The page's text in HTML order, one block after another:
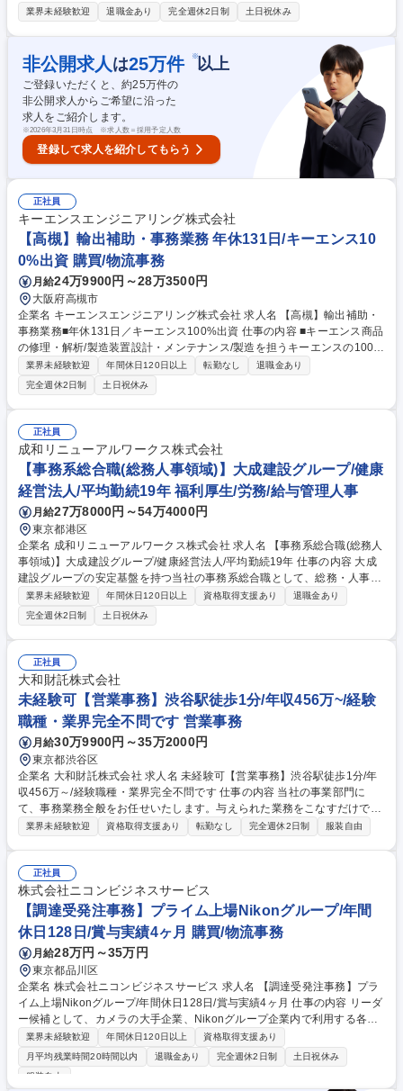
事していただきます。 ■窓口/後方/ロビーにて事務手続等の受付・オペレ
融商品のご提案 ■効率的な事務運用の検討・構築等 ≪業務紹介：ご応募前
に必ずご覧ください≫ ※記事 https://www.mysite.bk.mufg.jp/career/circle/
article17/ ※動画 https://youtu.be/H-S7HaJqqbg 募集職種 【東京都】本支
店の窓口業務(事務手続受付/資産運用提案)/後方事務/ロビー応対
業界未経験歓迎 退職金あり 完全週休2日制 土日祝休み
非公開求人 は25万件 ※以上
ご登録いただくと、約25万件の
非公開求人からご希望に沿った
求人をご紹介します。
※2026年3月31日時点 ※求人数＝採用予定人数
登録して求人を紹介してもらう
正社員
キーエンスエンジニアリング株式会社
【高槻】輸出補助・事務業務 年休131日/キーエンス10
0%出資 購買/物流事務
月給24万9900円～28万3500円
大阪府高槻市
企業名 キーエンスエンジニアリング株式会社 求人名 【高槻】輸出補助・
事務業務■年休131日／キーエンス100%出資 仕事の内容 ■キーエンス商品
の修理・解析/製造装置設計・メンテナンス/製造を担うキーエンスの100％
出資子会社である当社にて、輸出補助・事務業務をお任せします。 【具体
的な業務】 ■生産設備輸出業務（書類・資料（写真撮影）作成、梱包、関
連部署・取引先とのやり取り） ■部品輸出業務（バーコードリーダーを用
いた輸出資料作成） ■製品輸入業務（関連部署・物流会社・取引先とのや
り取り） ■その他輸出入に関連する業務 募集職種 【高槻】輸出補助・事
務業務■年休131日／キーエンス100%出資
業界未経験歓迎 年間休日120日以上 転勤なし
退職金あり
完全週休2日制
土日祝休み
正社員
成和リニューアルワークス株式会社
【事務系総合職(総務人事領域)】大成建設グループ/健康
経営法人/平均勤続19年 福利厚生/労務/給与管理人事
月給27万8000円～54万4000円
東京都港区
企業名 成和リニューアルワークス株式会社 求人名 【事務系総合職(総務人
事領域)】大成建設グループ/健康経営法人/平均勤続19年 仕事の内容 大成
建設グループの安定基盤を持つ当社の事務系総合職として、総務・人事・
労務領域の業務を幅広くお任せします。 【総務】■施設管理、備品管理■
社内外の行事やイベントの企画・運営■契約書の作成・管理■各種文書管理
■大成グループ連携会議や取締役会の準備・運営 など 【人事】■人材採用■
人員配置■人材育成■評価制度の企画、運用、改善 労働環境整備など 【労
務】■就業規則の策定・見直し■勤怠管理、給与計算■入社・退社手続き■
社会保険の手続き■福利厚生の制度企画・運用■安全・衛生管理 など 募集
職種 【事務系総合職(総務人事領域)】大成建設グループ/健康経営法人/平
均勤続19年
業界未経験歓迎 年間休日120日以上 資格取得支援あり
退職金あり
完全週休2日制
土日祝休み
正社員
大和財託株式会社
未経験可【営業事務】渋谷駅徒歩1分/年収456万~/経験
職種・業界完全不問です 営業事務
月給30万9900円～35万2000円
東京都渋谷区
企業名 大和財託株式会社 求人名 未経験可【営業事務】渋谷駅徒歩1分/年
収456万～/経験職種・業界完全不問です 仕事の内容 当社の事業部門に
て、事務業務全般をお任せいたします。与えられた業務をこなすだけでな
く、仕事に自主的・主体的に取り組み、正確さとスピードを両立し営業と
ら面接でお聞かせください。 【業務例】 ・資料、契約書作成・電話、メ
ール、来客の対応 など 完全に未経験からでも挑戦することが可能なポジ
ションです。不動産や建築業界の専門知識を身に着け、事務職としてキャ
リアップが可能です。 募集職種 未経験可【営業事務】渋谷駅徒歩1分/年
収456万～/経験職種・業界完全不問です
業界未経験歓迎 資格取得支援あり 転勤なし 完全週休2日制 服装自由
正社員
株式会社ニコンビジネスサービス
【調達受発注事務】プライム上場Nikonグループ/年間
休日128日/賞与実績4ヶ月 購買/物流事務
月給28万円～35万円
東京都品川区
企業名 株式会社ニコンビジネスサービス 求人名 【調達受発注事務】プラ
イム上場Nikonグループ/年間休日128日/賞与実績4ヶ月 仕事の内容 リーダ
ー候補として、カメラの大手企業、Nikonグループ企業内で利用する各種
商材の受発注業務全般をお任せいたします。【具体的な業務内容】■依頼
を受ける・見積書作成 ■発注・納品・請求 ■代金回収 など ◎発注受注に関
する一連の業務をお任せします。一連の流れを1人で担当するため、調達
業界未経験歓迎 年間休日120日以上
資格取得支援あり
月平均残業時間20時間以内
退職金あり 完全週休2日制
土日祝休み
服装自由